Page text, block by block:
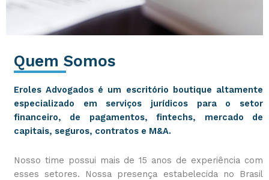
Quem Somos
Eroles Advogados é um escritório boutique altamente
especializado em serviços jurídicos para o setor
financeiro, de pagamentos, fintechs, mercado de
capitais, seguros, contratos e M&A.
Nosso time possui mais de 15 anos de experiência com
esses setores. Nossa presença estabelecida no Brasil